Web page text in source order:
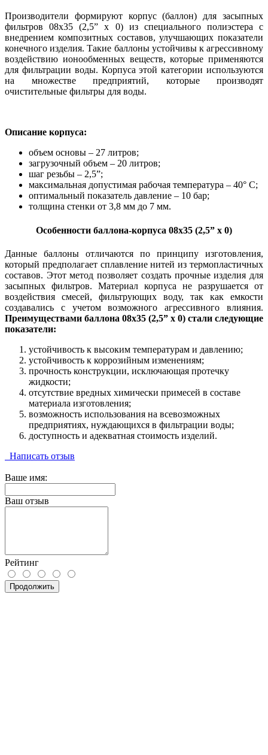
Производители формируют корпус (баллон) для засыпных
фильтров 08х35 (2,5” х 0) из специального полиэстера с
внедрением композитных составов, улучшающих показатели
конечного изделия. Такие баллоны устойчивы к агрессивному
воздействию ионообменных веществ, которые применяются
для фильтрации воды. Корпуса этой категории используются
на множестве предприятий, которые производят
очистительные фильтры для воды.
Описание корпуса:
объем основы – 27 литров;
загрузочный объем – 20 литров;
шаг резьбы – 2,5”;
максимальная допустимая рабочая температура – 40° С;
оптимальный показатель давление – 10 бар;
толщина стенки от 3,8 мм до 7 мм.
Особенности баллона-корпуса 08х35 (2,5” х 0)
Данные баллоны отличаются по принципу изготовления,
который предполагает сплавление нитей из термопластичных
составов. Этот метод позволяет создать прочные изделия для
засыпных фильтров. Материал корпуса не разрушается от
воздействия смесей, фильтрующих воду, так как емкости
создавались с учетом возможного агрессивного влияния.
Преимуществами баллона 08х35 (2,5” х 0) стали следующие
показатели:
устойчивость к высоким температурам и давлению;
устойчивость к коррозийным изменениям;
прочность конструкции, исключающая протечку
жидкости;
отсутствие вредных химически примесей в составе
материала изготовления;
возможность использования на всевозможных
предприятиях, нуждающихся в фильтрации воды;
доступность и адекватная стоимость изделий.
Написать отзыв
Ваше имя:
Ваш отзыв
Рейтинг
Продолжить